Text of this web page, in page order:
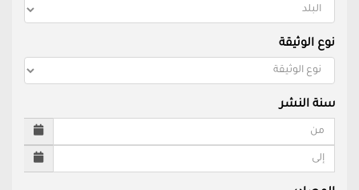
نوع الوثيقة
سنة النشر